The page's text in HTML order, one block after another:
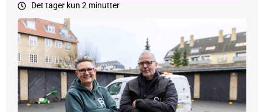
Det tager kun 2 minutter